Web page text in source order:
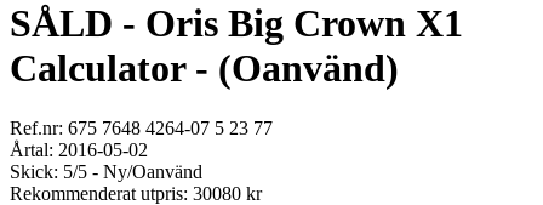
SÅLD - Oris Big Crown X1
Calculator - (Oanvänd)
Ref.nr: 675 7648 4264-07 5 23 77
Årtal: 2016-05-02
Skick: 5/5 - Ny/Oanvänd
Rekommenderat utpris: 30080 kr